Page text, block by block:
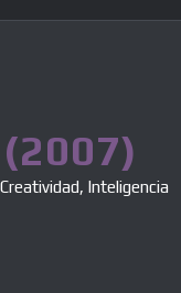
Inteligencia